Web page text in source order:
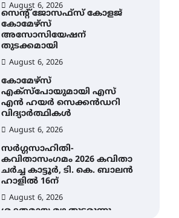
August 6, 2026
സെന്റ് ജോസഫ്സ് കോളജ്
കോമേഴ്‌സ്
അസോസിയേഷന്
തുടക്കമായി
August 6, 2026
കോമേഴ്സ്
എക്സ്പോയുമായി എസ്
എൻ ഹയർ സെക്കൻഡറി
വിദ്യാർത്ഥികൾ
August 6, 2026
സർഗ്ഗസാഹിതി-
കവിതാസംഗമം 2026 കവിതാ
ചർച്ച കാട്ടൂർ, ടി. കെ. ബാലൻ
ഹാളിൽ 16ന്
August 6, 2026
ശക്തമായ മഴ തുടരുന്നു –